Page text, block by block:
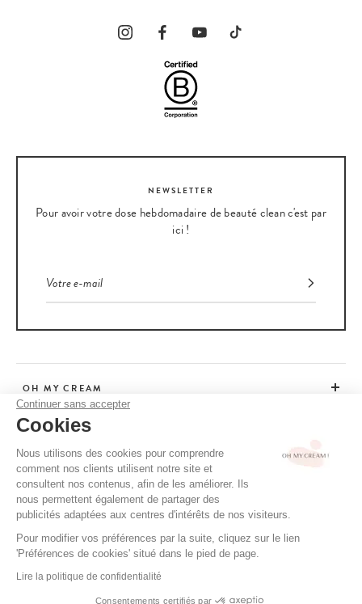
Continuer sans accepter
Cookies
Nous utilisons des cookies pour comprendre
comment nos clients utilisent notre site et
consultent nos contenus, afin de les améliorer. Ils
nous permettent également de partager des
publicités adaptées aux centres d'intérêts de nos visiteurs.
Pour modifier vos préférences par la suite, cliquez sur le lien
'Préférences de cookies' situé dans le pied de page.
Lire la politique de confidentialité
Consentements certifiés par
NEWSLETTER
Pour avoir votre dose hebdomadaire de beauté clean c'est par
ici !
OH MY CREAM
SERVICE CLIENT
CONSEILS
CGV / CGU